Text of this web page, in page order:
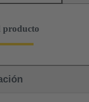
producto